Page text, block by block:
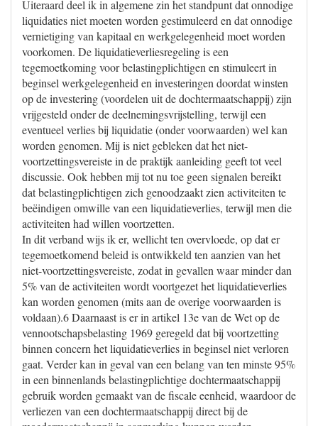
Uiteraard deel ik in algemene zin het standpunt dat onnodige
liquidaties niet moeten worden gestimuleerd en dat onnodige
vernietiging van kapitaal en werkgelegenheid moet worden
voorkomen. De liquidatieverliesregeling is een
tegemoetkoming voor belastingplichtigen en stimuleert in
beginsel werkgelegenheid en investeringen doordat winsten
op de investering (voordelen uit de dochtermaatschappij) zijn
vrijgesteld onder de deelnemingsvrijstelling, terwijl een
eventueel verlies bij liquidatie (onder voorwaarden) wel kan
worden genomen. Mij is niet gebleken dat het niet-
voortzettingsvereiste in de praktijk aanleiding geeft tot veel
discussie. Ook hebben mij tot nu toe geen signalen bereikt
dat belastingplichtigen zich genoodzaakt zien activiteiten te
beëindigen omwille van een liquidatieverlies, terwijl men die
activiteiten had willen voortzetten.
In dit verband wijs ik er, wellicht ten overvloede, op dat er
tegemoetkomend beleid is ontwikkeld ten aanzien van het
niet-voortzettingsvereiste, zodat in gevallen waar minder dan
5% van de activiteiten wordt voortgezet het liquidatieverlies
kan worden genomen (mits aan de overige voorwaarden is
voldaan).6 Daarnaast is er in artikel 13e van de Wet op de
vennootschapsbelasting 1969 geregeld dat bij voortzetting
binnen concern het liquidatieverlies in beginsel niet verloren
gaat. Verder kan in geval van een belang van ten minste 95%
in een binnenlands belastingplichtige dochtermaatschappij
gebruik worden gemaakt van de fiscale eenheid, waardoor de
verliezen van een dochtermaatschappij direct bij de